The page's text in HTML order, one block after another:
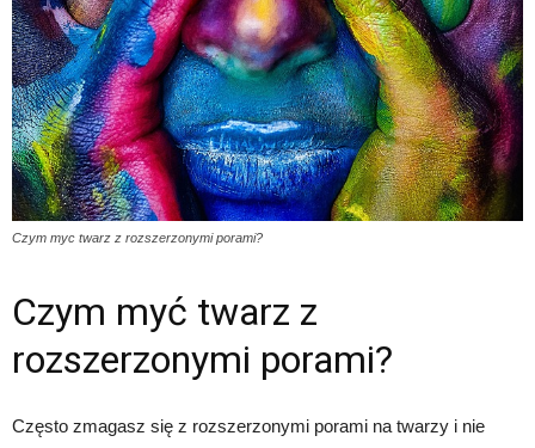
Czym myc twarz z rozszerzonymi porami?
Czym myć twarz z
rozszerzonymi porami?
Często zmagasz się z rozszerzonymi porami na twarzy i nie